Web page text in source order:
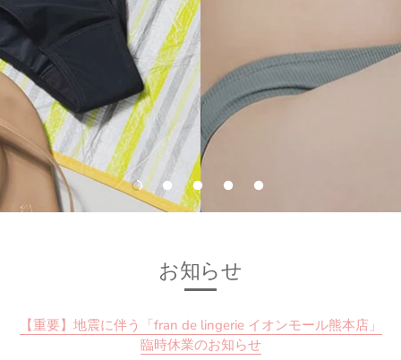
＼ちょうどいいが見つかる／
涼インナー
選べる型・着丈・素材・サイズ
小胸でも、谷間は作れる。4つのサイズから選ぶだけ！
Dramatical Bra 003
諦めていた谷間ができるブラ
＼重さたったの50グラム！／
透け感ブラレット
軽くて涼しいノーブラ感覚ブラ
お知らせ
【重要】地震に伴う「fran de lingerie イオンモール熊本店」
臨時休業のお知らせ